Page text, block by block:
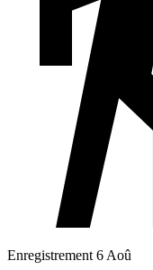
Enregistrement 6 Aoû